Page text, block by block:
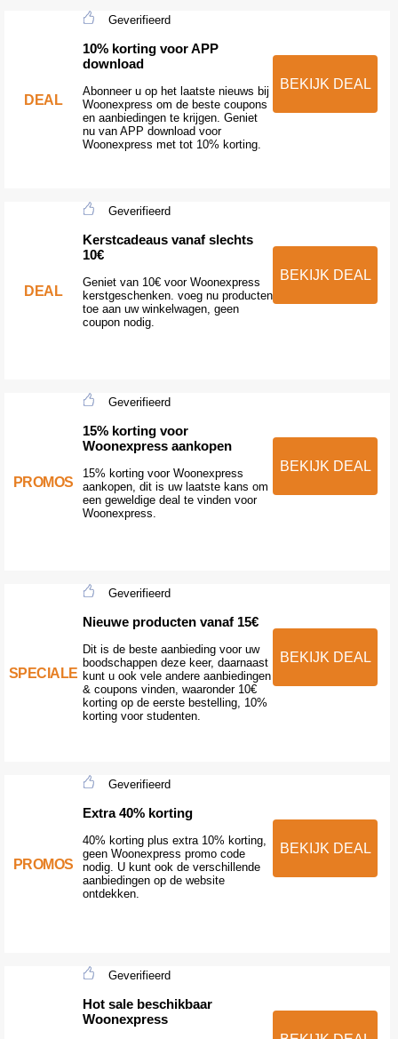
DEAL
Geverifieerd
10% korting voor APP
download
Abonneer u op het laatste nieuws bij
Woonexpress om de beste coupons
en aanbiedingen te krijgen. Geniet
nu van APP download voor
Woonexpress met tot 10% korting.
BEKIJK DEAL
DEAL
Geverifieerd
Kerstcadeaus vanaf slechts
10€
Geniet van 10€ voor Woonexpress
kerstgeschenken. voeg nu producten
toe aan uw winkelwagen, geen
coupon nodig.
BEKIJK DEAL
PROMOS
Geverifieerd
15% korting voor
Woonexpress aankopen
15% korting voor Woonexpress
aankopen, dit is uw laatste kans om
een geweldige deal te vinden voor
Woonexpress.
BEKIJK DEAL
SPECIALE
Geverifieerd
Nieuwe producten vanaf 15€
Dit is de beste aanbieding voor uw
boodschappen deze keer, daarnaast
kunt u ook vele andere aanbiedingen
& coupons vinden, waaronder 10€
korting op de eerste bestelling, 10%
korting voor studenten.
BEKIJK DEAL
PROMOS
Geverifieerd
Extra 40% korting
40% korting plus extra 10% korting,
geen Woonexpress promo code
nodig. U kunt ook de verschillende
aanbiedingen op de website
ontdekken.
BEKIJK DEAL
Geverifieerd
Hot sale beschikbaar
Woonexpress